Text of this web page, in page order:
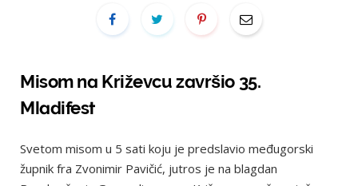
Misom na Križevcu završio 35.
Mladifest
Svetom misom u 5 sati koju je predslavio međugorski
župnik fra Zvonimir Pavičić, jutros je na blagdan